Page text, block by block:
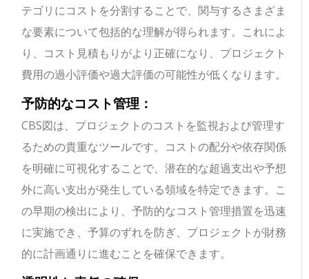
テゴリにコストを分割することで、関与するさまざま
な要素について包括的な理解が得られます。これによ
り、コスト見積もりがより正確になり、プロジェクト
費用の過小評価や過大評価の可能性が低くなります。
予防的なコスト管理：
CBS図は、プロジェクトのコストを監視および管理す
るための貴重なツールです。コストの配分や依存関係
を明確に可視化することで、潜在的な超過支出や予想
外に高い支出が発生している領域を特定できます。こ
の早期の検出により、予防的なコスト管理措置を迅速
に実施でき、予算のずれを防ぎ、プロジェクトが財務
的に計画通りに進むことを確保できます。